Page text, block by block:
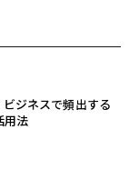
ジネスで頻出する
用法